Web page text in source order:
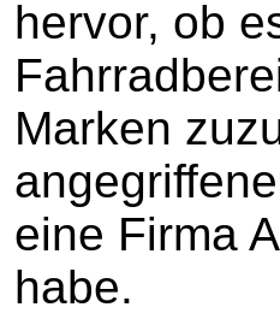
hervor, ob
Marken
eine Firma
habe.